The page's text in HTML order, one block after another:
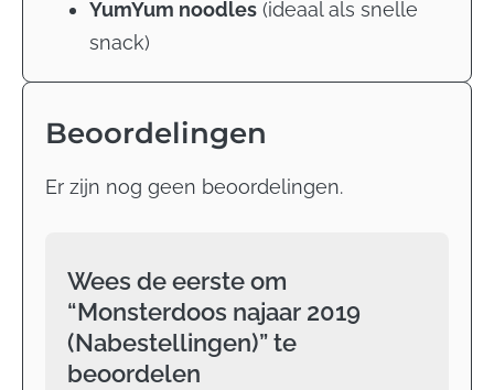
YumYum noodles (ideaal als snelle
snack)
Beoordelingen
Er zijn nog geen beoordelingen.
Wees de eerste om
“Monsterdoos najaar 2019
(Nabestellingen)” te
beoordelen